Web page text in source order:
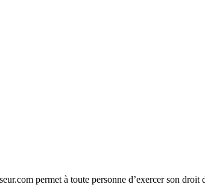
permet à toute personne d’exercer son droit